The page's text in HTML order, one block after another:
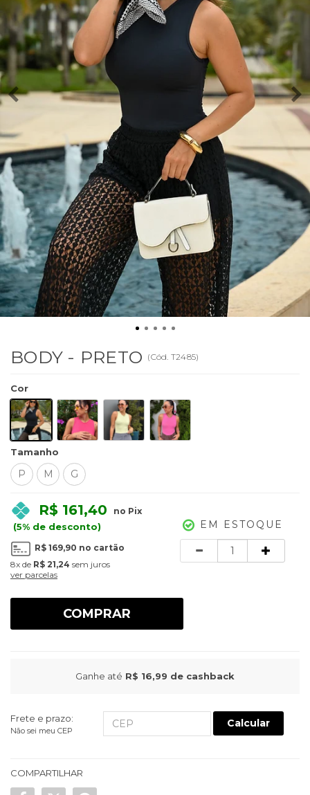
BODY - PRETO (Cód. T2485)
Cor
Tamanho
P M G
R$ 161,40 no Pix
(5% de desconto)
R$ 169,90 no cartão
8x de R$ 21,24 sem juros
ver parcelas
EM ESTOQUE
COMPRAR
Ganhe até R$ 16,99 de cashback
Frete e prazo:
Não sei meu CEP
Calcular
COMPARTILHAR